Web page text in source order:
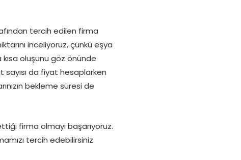
tercih edilen firma
inceliyoruz, çünkü eşya
oluşunu göz önünde
sayısı da fiyat hesaplarken
bekleme süresi de
firma olmayı başarıyoruz.
tercih edebilirsiniz.